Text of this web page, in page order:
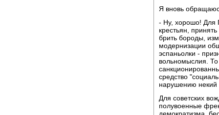
Я вновь
- Ну, хорошо! Для
крестьян,
брить бороды,
модернизации
эспаньолки -
вольномыслия. То
средство
нарушению некий
Для советских
полувоенные